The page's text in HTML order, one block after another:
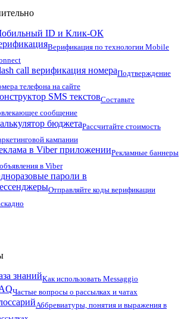
ID и Клик-ОК
Верификация по технологии Mobile
call верификация номераПодтверждение
телефона на сайте
SMS текстовСоставьте
сообщение
бюджетаРассчитайте стоимость
кампании
в Viber приложенииРекламные баннеры
в Viber
пароли в
Отправляйте коды верификации
знанийКак использовать Messaggio
Частые вопросы о рассылках и чатах
Аббревиатуры, понятия и выражения в